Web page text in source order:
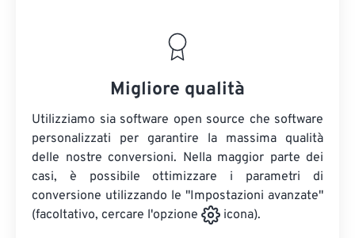
Migliore qualità
Utilizziamo sia software open source che software
personalizzati per garantire la massima qualità
delle nostre conversioni. Nella maggior parte dei
casi, è possibile ottimizzare i parametri di
conversione utilizzando le "Impostazioni avanzate"
(facoltativo, cercare l'opzione
icona).